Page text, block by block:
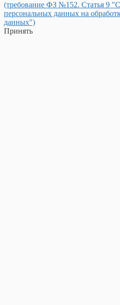
(требование ФЗ №152. Статья 9
персональных данных на
данных")
Принять